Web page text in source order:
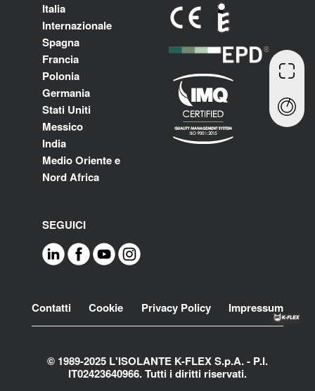
Italia
Internazionale
Spagna
Francia
Polonia
Germania
Stati Uniti
Messico
India
Medio Oriente e
Nord Africa
SEGUICI
Footer
Contatti Cookie Privacy Policy Impressum
© 1989-2025 L'ISOLANTE K-FLEX S.p.A. - P.l.
IT02423640966. Tutti i diritti riservati.